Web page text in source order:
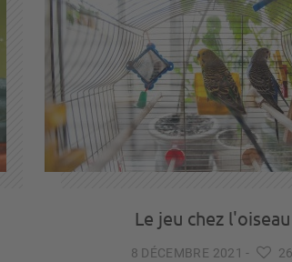
Le jeu chez l'oiseau
8 DÉCEMBRE 2021- 26